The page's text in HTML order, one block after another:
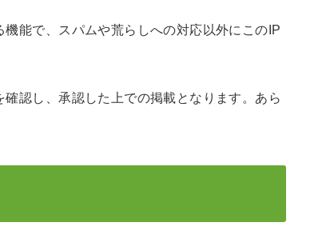
能で、スパムや荒らしへの対応以外にこのIP
認し、承認した上での掲載となります。あら